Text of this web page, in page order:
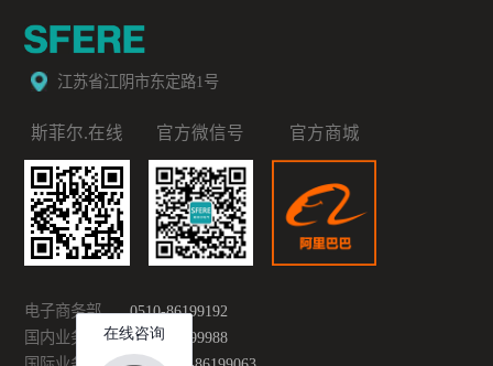
江苏省江阴市东定路1号
斯菲尔.在线 官方微信号 官方商城
电子商务部
0510-86199192
国内业务部
0510-86199988